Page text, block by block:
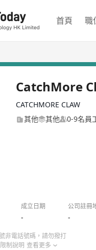
首頁 職
CatchMore
CATCHMORE CLAW
其他
其他 0-9名員
成立日期 公司註冊
- -
非電話號碼，請勿撥打
制說明 查看更多